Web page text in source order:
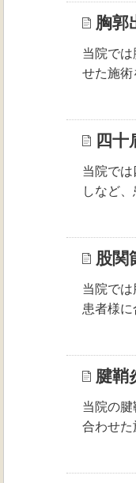
胸郭
当院で
せた施術
四十
当院で
しなど
股関
当院で
患者様
腱鞘
当院の
合わせた